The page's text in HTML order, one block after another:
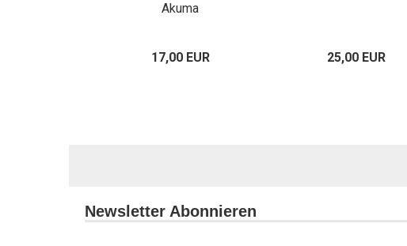
Akuma
17,00 EUR 25,00 EUR
Newsletter Abonnieren